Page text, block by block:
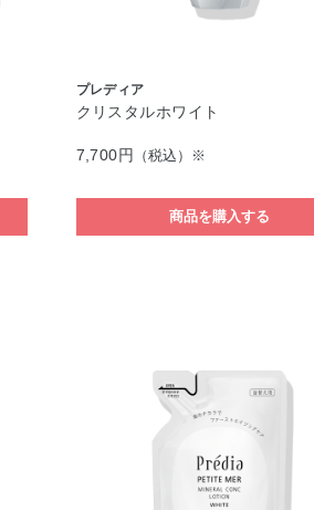
プレディア
クリスタルホワイト
7,700円 （税込）※
商品を購入する